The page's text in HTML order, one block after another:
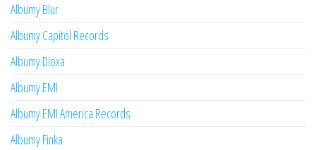
Albumy Blur
Albumy Capitol Records
Albumy Dioxa
Albumy EMI
Albumy EMI America Records
Albumy Finka